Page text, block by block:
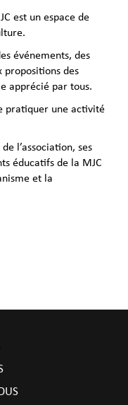
est un espace de
événements, des
propositions des
apprécié par tous.
pratiquer une activité
l’association, ses
éducatifs de la MJC
et la